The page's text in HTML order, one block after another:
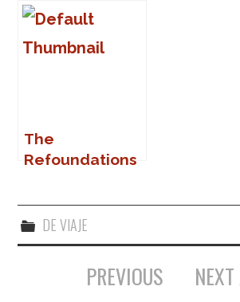
público
The
Refoundations
DE VIAJE
Navegación de entradas
PREVIOUS